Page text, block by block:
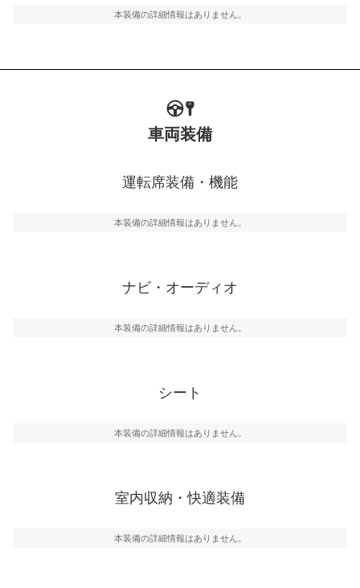
本装備の詳細情報はありません。
車両装備
運転席装備・機能
本装備の詳細情報はありません。
ナビ・オーディオ
本装備の詳細情報はありません。
シート
本装備の詳細情報はありません。
室内収納・快適装備
本装備の詳細情報はありません。